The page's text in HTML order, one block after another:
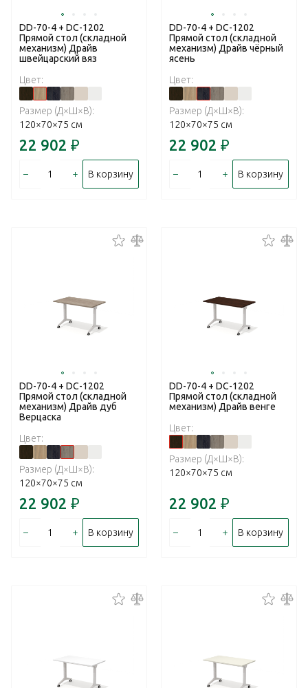
DD-70-4 + DC-1202
Прямой стол (складной
механизм) Драйв
швейцарский вяз
Цвет:
Размер (Д×Ш×В):
120×70×75 см
22 902 ₽
– + В корзину
DD-70-4 + DC-1202
Прямой стол (складной
механизм) Драйв чёрный
ясень
Цвет:
Размер (Д×Ш×В):
120×70×75 см
22 902 ₽
– + В корзину
DD-70-4 + DC-1202
Прямой стол (складной
механизм) Драйв дуб
Верцаска
Цвет:
Размер (Д×Ш×В):
120×70×75 см
22 902 ₽
– + В корзину
DD-70-4 + DC-1202
Прямой стол (складной
механизм) Драйв венге
Цвет:
Размер (Д×Ш×В):
120×70×75 см
22 902 ₽
– + В корзину